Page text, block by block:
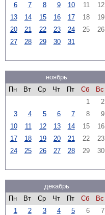
6
7 8 9 10 11
12
13
14 15 16 17 18
19
20
21 22 23 24 25
26
27
28 29 30 31
ноябрь
Пн
Вт Ср Чт Пт Сб
Вс
1
2
3
4 5 6 7 8
9
10
11 12 13 14 15
16
17
18 19 20 21 22
23
24
25 26 27 28 29 30
декабрь
Пн
Вт Ср Чт Пт Сб
Вс
1
2 3 4 5 6
7